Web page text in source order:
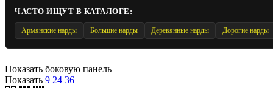
ЧАСТО ИЩУТ В КАТАЛОГЕ:
Армянские нарды Большие нарды Деревянные нарды Дорогие нарды
Показать боковую панель
Показать 9 24 36